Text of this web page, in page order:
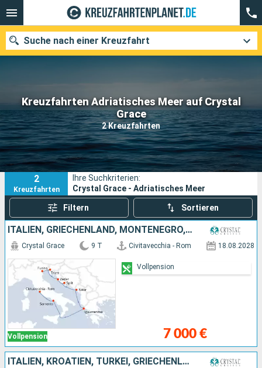
Kreuzfahrten Adriatisches Meer auf Crystal
Grace
2 Kreuzfahrten
Suche nach einer Kreuzfahrt
Unsere Ziele
Abfahrtsmonat
Häfen Reedereien
Suchen
2
Kreuzfahrten
Ihre Suchkriterien:
Crystal Grace - Adriatisches Meer
Filtern Sortieren
ITALIEN, GRIECHENLAND, MONTENEGRO, KROATIEN
Vollpension
Crystal Grace 9 T Civitavecchia - Rom 18.08.2028
7 000 €
Vollpension
ITALIEN, KROATIEN, TÜRKEI, GRIECHENLAND